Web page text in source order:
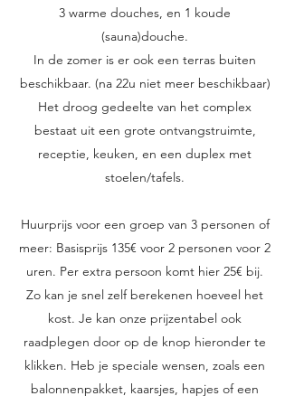
3 warme douches, en 1 koude
(sauna)douche.
In de zomer is er ook een terras buiten
beschikbaar. (na 22u niet meer beschikbaar)
Het droog gedeelte van het complex
bestaat uit een grote ontvangstruimte,
receptie, keuken, en een duplex met
stoelen/tafels.
Huurprijs voor een groep van 3 personen of
meer: Basisprijs 135€ voor 2 personen voor 2
uren. Per extra persoon komt hier 25€ bij.
Zo kan je snel zelf berekenen hoeveel het
kost. Je kan onze prijzentabel ook
raadplegen door op de knop hieronder te
klikken. Heb je speciale wensen, zoals een
balonnenpakket, kaarsjes, hapjes of een